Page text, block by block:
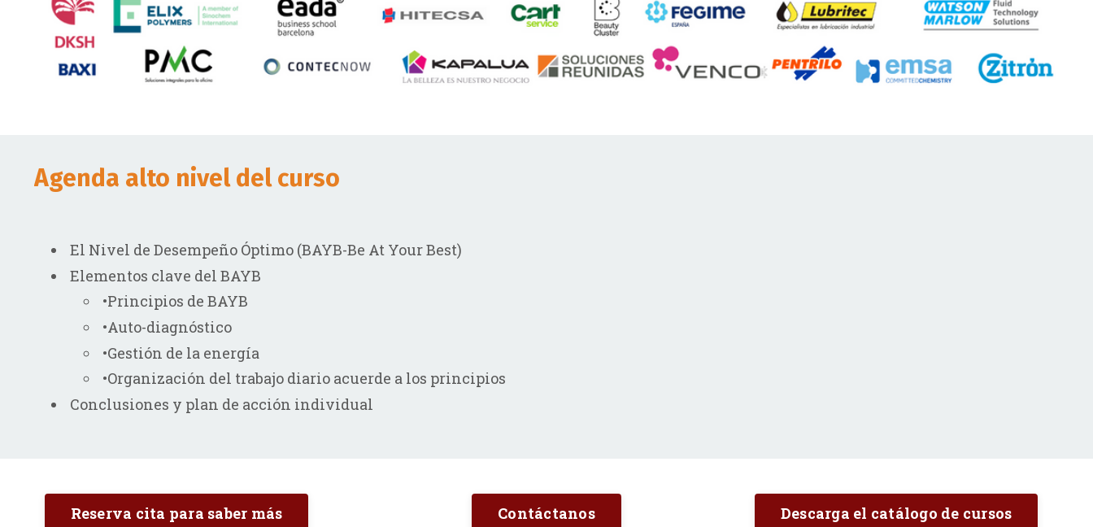
Agenda alto nivel del curso
El Nivel de Desempeño Óptimo (BAYB-Be At Your Best)
Elementos clave del BAYB
•Principios de BAYB
•Auto-diagnóstico
•Gestión de la energía
•Organización del trabajo diario acuerde a los principios
Conclusiones y plan de acción individual
Reserva cita para saber más Contáctanos Descarga el catálogo de cursos